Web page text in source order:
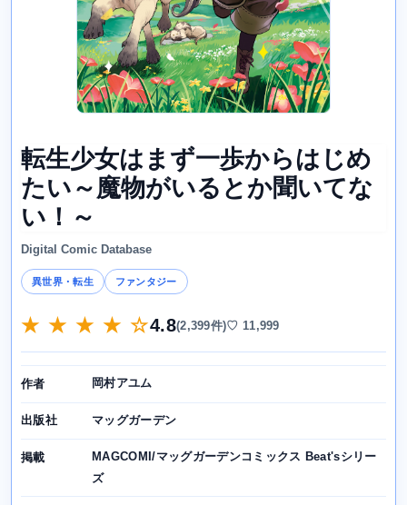
転生少女はまず一歩からはじめ
たい～魔物がいるとか聞いてな
い！～
Digital Comic Database
異世界・転生 ファンタジー
★ ★ ★ ★ ☆4.8(2,399件)♡ 11,999
作者 岡村アユム
出版社 マッグガーデン
掲載
MAGCOMI/マッグガーデンコミックス Beat'sシリー
ズ